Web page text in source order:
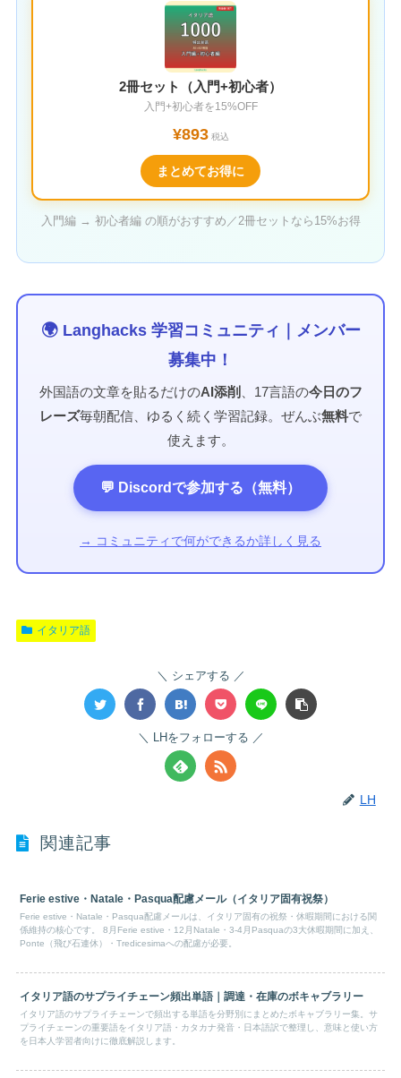
2冊セット（入門+初心者）
入門+初心者を15%OFF
¥893税込
まとめてお得に
入門編 → 初心者編 の順がおすすめ／2冊セットなら15%お得
🌍 Langhacks 学習コミュニティ｜メンバー
募集中！
外国語の文章を貼るだけのAI添削 、17言語の今日のフ
レーズ毎朝配信、ゆるく続く学習記録。ぜんぶ無料で
使えます。
💬 Discordで参加する（無料）
→ コミュニティで何ができるか詳しく見る
イタリア語
シェアする
LHをフォローする
LH
関連記事
Ferie estive・Natale・Pasqua配慮メール（イタリア固有祝祭）
Ferie estive・Natale・Pasqua配慮メールは、イタリア固有の祝祭・休暇期間における関
係維持の核心です。 8月Ferie estive・12月Natale・3-4月Pasquaの3大休暇期間に加え、
Ponte（飛び石連休）・Tredicesimaへの配慮が必要。
イタリア語のサプライチェーン頻出単語｜調達・在庫のボキャブラリー
イタリア語のサプライチェーンで頻出する単語を分野別にまとめたボキャブラリー集。サ
プライチェーンの重要語をイタリア語・カタカナ発音・日本語訳で整理し、意味と使い方
を日本人学習者向けに徹底解説します。